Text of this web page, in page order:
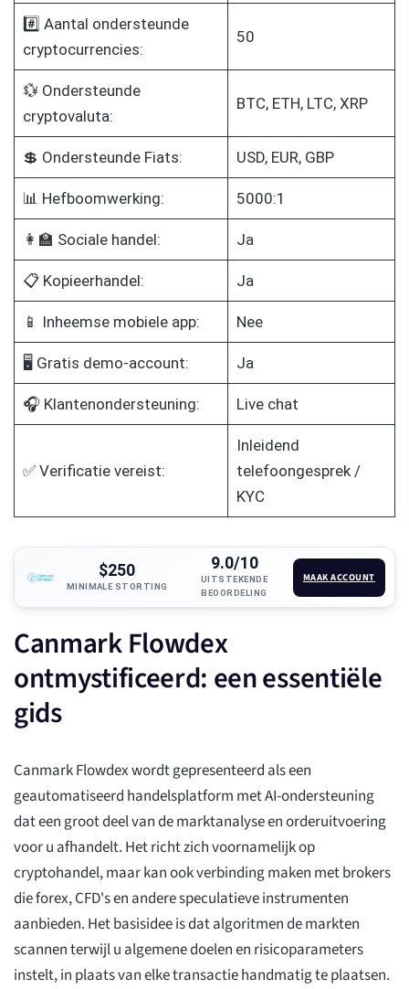
#️⃣ Aantal ondersteunde
cryptocurrencies:
50
💱 Ondersteunde
cryptovaluta:
BTC, ETH, LTC, XRP
💲 Ondersteunde Fiats: USD, EUR, GBP
📊 Hefboomwerking: 5000:1
👩‍🏫 Sociale handel: Ja
📋 Kopieerhandel: Ja
📱 Inheemse mobiele app: Nee
🖥️ Gratis demo-account: Ja
🎧 Klantenondersteuning: Live chat
✅ Verificatie vereist:
Inleidend
telefoongesprek /
KYC
$250
MINIMALE STORTING
9.0/10
UITSTEKENDE
BEOORDELING
MAAK ACCOUNT
Canmark Flowdex
ontmystificeerd: een essentiële
gids
Canmark Flowdex wordt gepresenteerd als een
geautomatiseerd handelsplatform met AI-ondersteuning
dat een groot deel van de marktanalyse en orderuitvoering
voor u afhandelt. Het richt zich voornamelijk op
cryptohandel, maar kan ook verbinding maken met brokers
die forex, CFD's en andere speculatieve instrumenten
aanbieden. Het basisidee is dat algoritmen de markten
scannen terwijl u algemene doelen en risicoparameters
instelt, in plaats van elke transactie handmatig te plaatsen.